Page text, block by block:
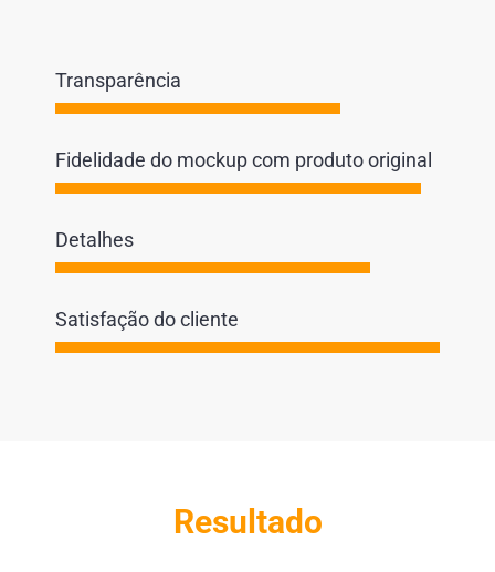
Transparência
Fidelidade do mockup com produto original
Detalhes
Satisfação do cliente
Resultado